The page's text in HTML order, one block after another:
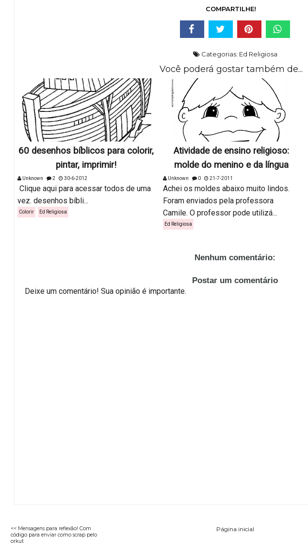
COMPARTILHE!
Categorias: Ed Religiosa
Você poderá gostar também de...
60 desenhos bíblicos para colorir,
pintar, imprimir!
Unknown 2 30-6-2012
Clique aqui para acessar todos de uma
vez. desenhos bíbli...
Colorir Ed Religiosa
Atividade de ensino religioso:
molde do menino e da língua
Unknown 0 21-7-2011
Achei os moldes abaixo muito lindos.
Foram enviados pela professora
Camile. O professor pode utilizá...
Ed Religiosa
Nenhum comentário:
Postar um comentário
Deixe um comentário! Sua opinião é importante.
<< Mensagens para reflexão! Com
código para enviar como scrap pelo
orkut
Página inicial